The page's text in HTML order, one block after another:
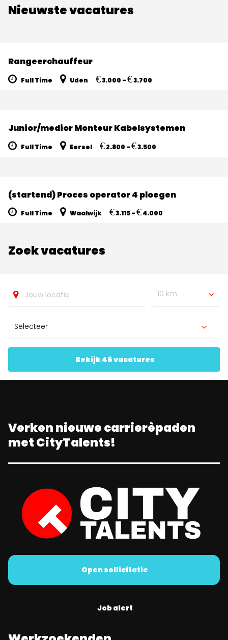
Nieuwste vacatures
Rangeerchauffeur
Full Time Uden €3.000 -€3.700
Junior/medior Monteur Kabelsystemen
Full Time Eersel €2.800 -€3.500
(startend) Proces operator 4 ploegen
Full Time Waalwijk €3.115 -€4.000
Zoek vacatures
10 km
Bekijk 46 vacatures
Verken nieuwe carrierèpaden
met CityTalents!
Open sollicitatie
Job alert